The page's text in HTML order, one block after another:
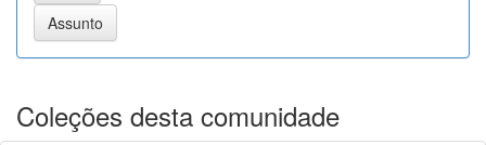
Coleções desta comunidade